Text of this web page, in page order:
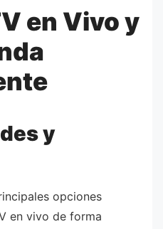
en Vivo y
y
opciones
en vivo de forma